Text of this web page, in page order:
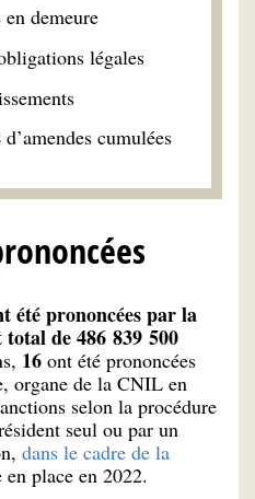
en demeure
légales
d’amendes cumulées
été prononcées par la
de 486 839 500
16 ont été prononcées
organe de la CNIL en
selon la procédure
seul ou par un
dans le cadre de la
en place en 2022.